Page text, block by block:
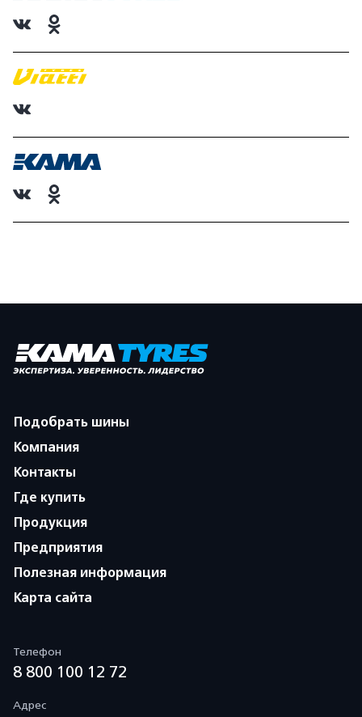
Подобрать шины
Компания
Контакты
Где купить
Продукция
Предприятия
Полезная информация
Карта сайта
Телефон
8 800 100 12 72
Адрес